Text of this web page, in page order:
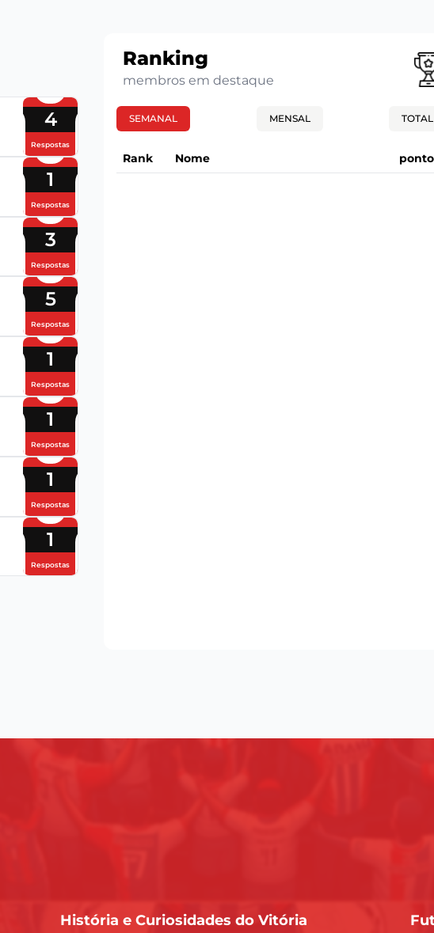
4
Respostas
1
Respostas
3
Respostas
5
Respostas
1
Respostas
1
Respostas
1
Respostas
1
Respostas
Ranking
membros em destaque
SEMANAL MENSAL TOTAL
Rank Nome
História e Curiosidades do Vitória